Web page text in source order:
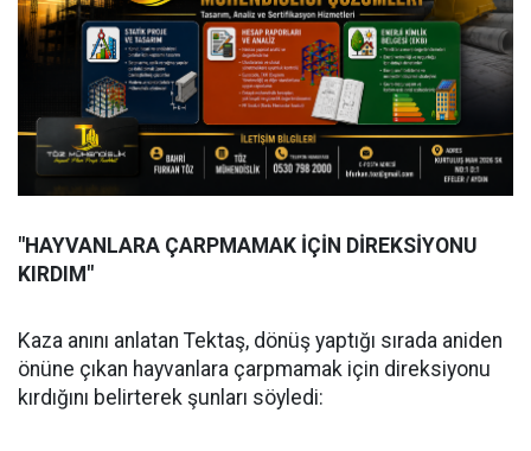
"HAYVANLARA ÇARPMAMAK İÇİN DİREKSİYONU
KIRDIM"
Kaza anını anlatan Tektaş, dönüş yaptığı sırada aniden
önüne çıkan hayvanlara çarpmamak için direksiyonu
kırdığını belirterek şunları söyledi: